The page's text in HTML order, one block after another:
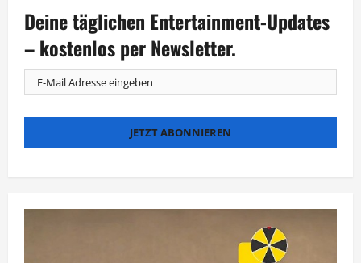
Land
spaltet“
Beiträge
Deine täglichen Entertainment-Updates
– kostenlos per Newsletter.